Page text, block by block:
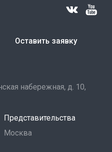
Оставить заявку
набережная, д. 10,
Представительства
Москва